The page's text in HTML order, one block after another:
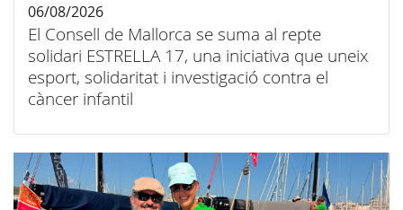
El Consell de Mallorca se suma al repte
solidari ESTRELLA 17, una iniciativa que uneix
esport, solidaritat i investigació contra el
càncer infantil
06/08/2026